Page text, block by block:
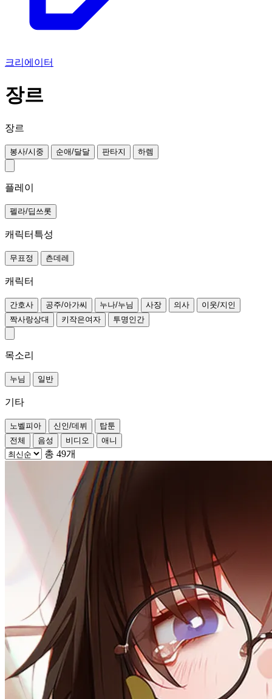
크리에이터
장르
장르
봉사/시중 순애/달달 판타지 하렘
플레이
펠라/딥쓰롯
캐릭터특성
무표정 츤데레
캐릭터
간호사 공주/아가씨 누나/누님 사장 의사
이웃/지인
짝사랑상대
키작은여자 투명인간
목소리
누님 일반
기타
노벨피아 신인/데뷔
탑툰
전체
음성 비디오 애니
총 49개